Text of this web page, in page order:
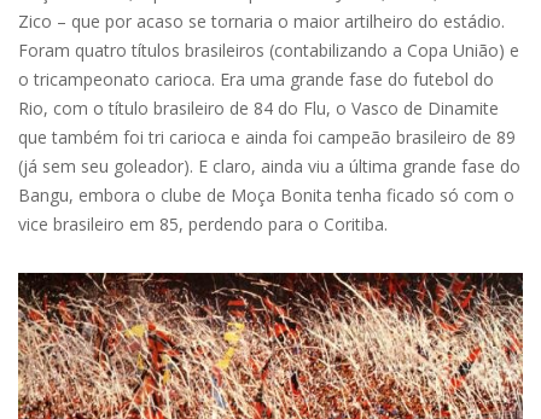
Zico – que por acaso se tornaria o maior artilheiro do estádio.
Foram quatro títulos brasileiros (contabilizando a Copa União) e
o tricampeonato carioca. Era uma grande fase do futebol do
Rio, com o título brasileiro de 84 do Flu, o Vasco de Dinamite
que também foi tri carioca e ainda foi campeão brasileiro de 89
(já sem seu goleador). E claro, ainda viu a última grande fase do
Bangu, embora o clube de Moça Bonita tenha ficado só com o
vice brasileiro em 85, perdendo para o Coritiba.